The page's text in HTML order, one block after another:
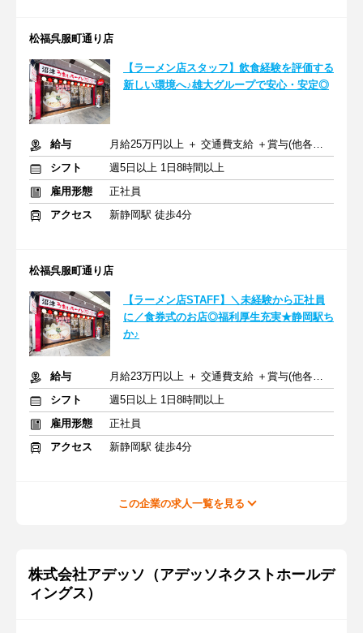
松福呉服町通り店
【ラーメン店スタッフ】飲食経験を評価する
新しい環境へ♪雄大グループで安心・安定◎
給与
月給25万円以上 ＋ 交通費支給 ＋賞与(他各種手当)
シフト
週5日以上 1日8時間以上
雇用形態
正社員
アクセス
新静岡駅 徒歩4分
松福呉服町通り店
【ラーメン店STAFF】＼未経験から正社員
に／食券式のお店◎福利厚生充実★静岡駅ち
か♪
給与
月給23万円以上 ＋ 交通費支給 ＋賞与(他各種手当)
シフト
週5日以上 1日8時間以上
雇用形態
正社員
アクセス
新静岡駅 徒歩4分
この企業の求人一覧を見る
株式会社アデッソ（アデッソネクストホールデ
ィングス）